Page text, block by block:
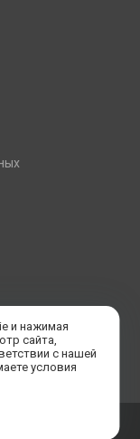
и нажимая
сайта,
с нашей
условия